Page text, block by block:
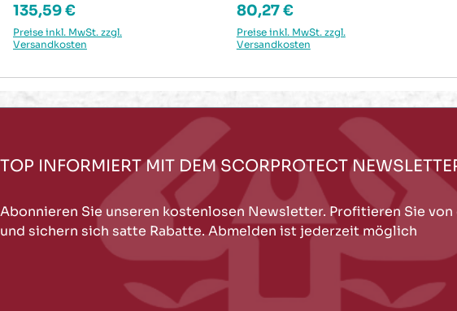
Regulärer Preis:
135,59 €
Preise inkl. MwSt. zzgl.
Versandkosten
Regulärer Preis:
80,27 €
Preise inkl. MwSt. zzgl.
Versandkosten
TOP INFORMIERT MIT DEM SCORPROTECT
Abonnieren Sie unseren kostenlosen Newsletter. Profitieren Sie
und sichern sich satte Rabatte. Abmelden ist jederzeit möglich